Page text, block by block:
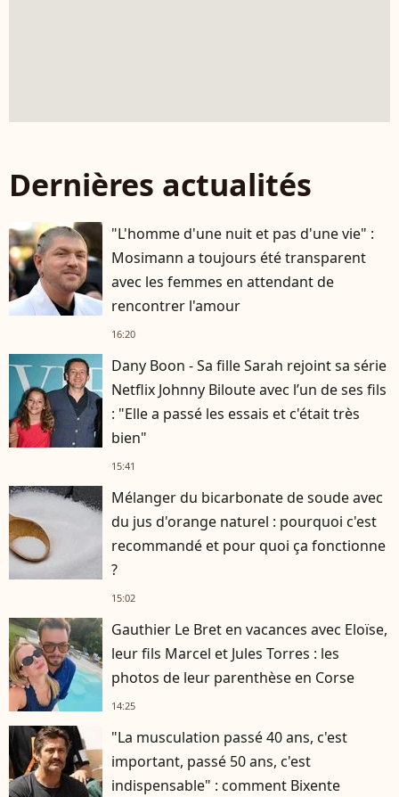
Dernières actualités
"L'homme d'une nuit et pas d'une vie" :
Mosimann a toujours été transparent
avec les femmes en attendant de
rencontrer l'amour
16:20
Dany Boon - Sa fille Sarah rejoint sa série
Netflix Johnny Biloute avec l’un de ses fils
: "Elle a passé les essais et c'était très
bien"
15:41
Mélanger du bicarbonate de soude avec
du jus d'orange naturel : pourquoi c'est
recommandé et pour quoi ça fonctionne
?
15:02
Gauthier Le Bret en vacances avec Eloïse,
leur fils Marcel et Jules Torres : les
photos de leur parenthèse en Corse
14:25
"La musculation passé 40 ans, c'est
important, passé 50 ans, c'est
indispensable" : comment Bixente